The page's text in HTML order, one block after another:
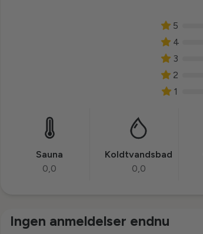
5
4
3
2
1
Sauna
0,0
Koldtvandsbad
0,0
Ingen anmeldelser endnu